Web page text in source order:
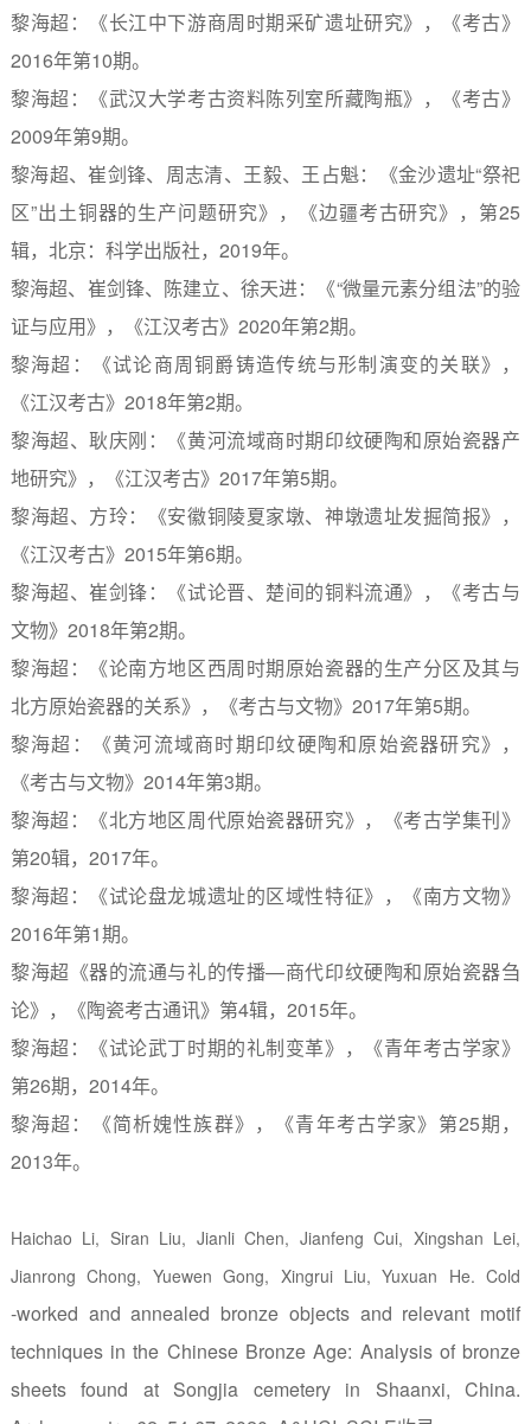
黎海超：《长江中下游商周时期采矿遗址研究》，《考古》
2016年第10期。
黎海超：《武汉大学考古资料陈列室所藏陶瓶》，《考古》
2009年第9期。
黎海超、崔剑锋、周志清、王毅、王占魁：《金沙遗址“祭祀
区”出土铜器的生产问题研究》，《边疆考古研究》，第25
辑，北京：科学出版社， 2019年。
黎海超、崔剑锋、陈建立、徐天进：《“微量元素分组法”的验
证与应用》，《江汉考古》 2020年第2期。
黎海超：《试论商周铜爵铸造传统与形制演变的关联》，
《江汉考古》 2018年第2期。
黎海超、耿庆刚：《黄河流域商时期印纹硬陶和原始瓷器产
地研究》，《江汉考古》 2017年第5期。
黎海超、方玲：《安徽铜陵夏家墩、神墩遗址发掘简报》，
《江汉考古》 2015年第6期。
黎海超、崔剑锋：《试论晋、楚间的铜料流通》，《考古与
文物》 2018年第2期。
黎海超：《论南方地区西周时期原始瓷器的生产分区及其与
北方原始瓷器的关系》，《考古与文物》 2017年第5期。
黎海超：《黄河流域商时期印纹硬陶和原始瓷器研究》，
《考古与文物》 2014年第3期。
黎海超：《北方地区周代原始瓷器研究》，《考古学集刊》
第20辑， 2017年。
黎海超：《试论盘龙城遗址的区域性特征》，《南方文物》
2016年第1期。
黎海超《器的流通与礼的传播—商代印纹硬陶和原始瓷器刍
论》，《陶瓷考古通讯》第4辑， 2015年。
黎海超：《试论武丁时期的礼制变革》，《青年考古学家》
第26期， 2014年。
黎海超：《简析媿性族群》，《青年考古学家》第25期，
2013年。
Haichao Li, Siran Liu, Jianli Chen, Jianfeng Cui, Xingshan Lei,
Jianrong Chong, Yuewen Gong, Xingrui Liu, Yuxuan He. Cold
‐worked and annealed bronze objects and relevant motif
techniques in the Chinese Bronze Age: Analysis of bronze
sheets found at Songjia cemetery in Shaanxi, China.